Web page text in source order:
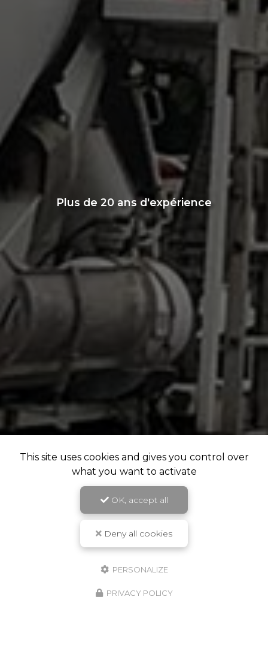
Plus de 20 ans d'expérience
This site uses cookies and gives you control over
what you want to activate
OK, accept all
Deny all cookies
PERSONALIZE
PRIVACY POLICY